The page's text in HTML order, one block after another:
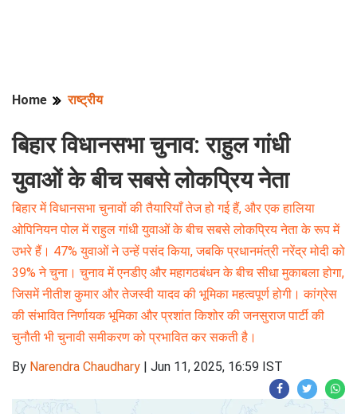
Home राष्ट्रीय
बिहार विधानसभा चुनाव: राहुल गांधी
युवाओं के बीच सबसे लोकप्रिय नेता
बिहार में विधानसभा चुनावों की तैयारियाँ तेज हो गई हैं, और एक हालिया
ओपिनियन पोल में राहुल गांधी युवाओं के बीच सबसे लोकप्रिय नेता के रूप में
उभरे हैं। 47% युवाओं ने उन्हें पसंद किया, जबकि प्रधानमंत्री नरेंद्र मोदी को
39% ने चुना। चुनाव में एनडीए और महागठबंधन के बीच सीधा मुकाबला होगा,
जिसमें नीतीश कुमार और तेजस्वी यादव की भूमिका महत्वपूर्ण होगी। कांग्रेस
की संभावित निर्णायक भूमिका और प्रशांत किशोर की जनसुराज पार्टी की
चुनौती भी चुनावी समीकरण को प्रभावित कर सकती है।
By Narendra Chaudhary | Jun 11, 2025, 16:59 IST